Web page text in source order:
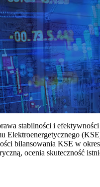
stabilności i
Elektroenergetycznego
bilansowania KSE w
ocenia skuteczność